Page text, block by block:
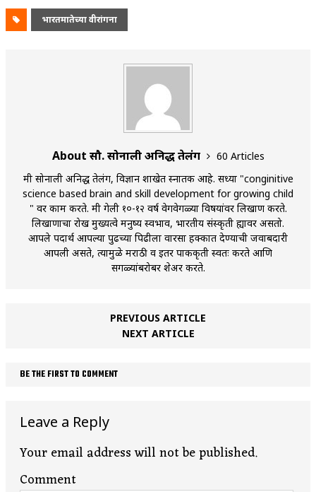
भारतमातेच्या वीरांगना
About सौ. सोनाली अनिरुद्ध तेलंग
60 Articles
मी सोनाली अनिरुद्ध तेलंग, विज्ञान शाखेत स्नातक आहे. सध्या "conginitive
science based brain and skill development for growing child
" वर काम करते. मी गेली १०-१२ वर्ष वेगवेगळ्या विषयांवर लिखाण करते.
लिखाणाचा रोख मुख्यत्वे मनुष्य स्वभाव, भारतीय संस्कृती ह्यावर असतो.
आपले पदार्थ आपल्या पुढच्या पिढीला वारसा हक्कात देण्याची जवाबदारी
आपली असते, त्यामुळे मराठी व इतर पाककृती स्वतः करते आणि
सगळ्यांबरोबर शेअर करते.
PREVIOUS ARTICLE
NEXT ARTICLE
BE THE FIRST TO COMMENT
Leave a Reply
Your email address will not be published.
Comment